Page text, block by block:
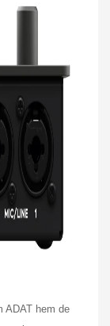
ADAT hem de